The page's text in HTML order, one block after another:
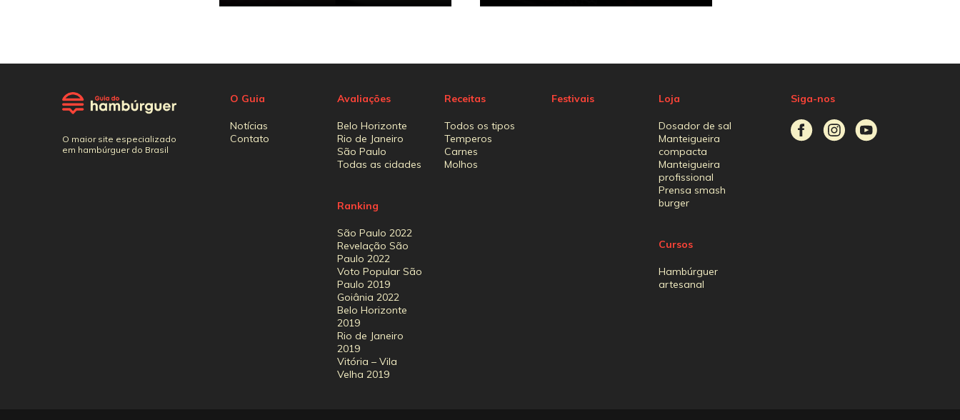
O maior site especializado
em hambúrguer do Brasil
O Guia
Notícias
Contato
Avaliações
Belo Horizonte
Rio de Janeiro
São Paulo
Todas as cidades
Ranking
São Paulo 2022
Revelação São
Paulo 2022
Voto Popular São
Paulo 2019
Goiânia 2022
Belo Horizonte
2019
Rio de Janeiro
2019
Vitória – Vila
Velha 2019
Receitas
Todos os tipos
Temperos
Carnes
Molhos
Festivais Loja
Dosador de sal
Manteigueira
compacta
Manteigueira
profissional
Prensa smash
burger
Cursos
Hambúrguer
artesanal
Siga-nos